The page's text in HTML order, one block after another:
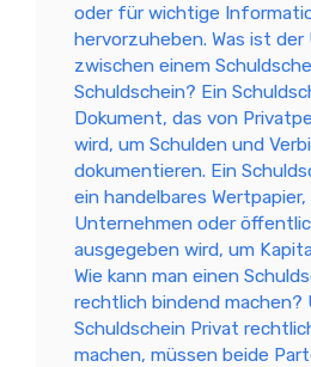
oder für wichtige
hervorzuheben. Was ist
zwischen einem
Schuldschein? Ein
Dokument, das von
wird, um Schulden und
dokumentieren. Ein
ein handelbares
Unternehmen oder
ausgegeben wird, um
Wie kann man einen
rechtlich bindend machen?
Schuldschein Privat
machen, müssen beide